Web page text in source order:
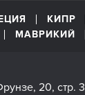
КИПР
МАВРИКИЙ
20, стр. 3